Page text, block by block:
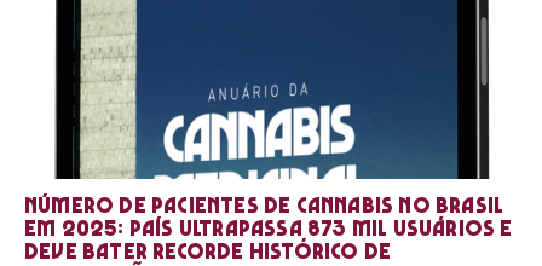
Número de pacientes de cannabis no Brasil
em 2025: país ultrapassa 873 mil usuários e
deve bater recorde histórico de